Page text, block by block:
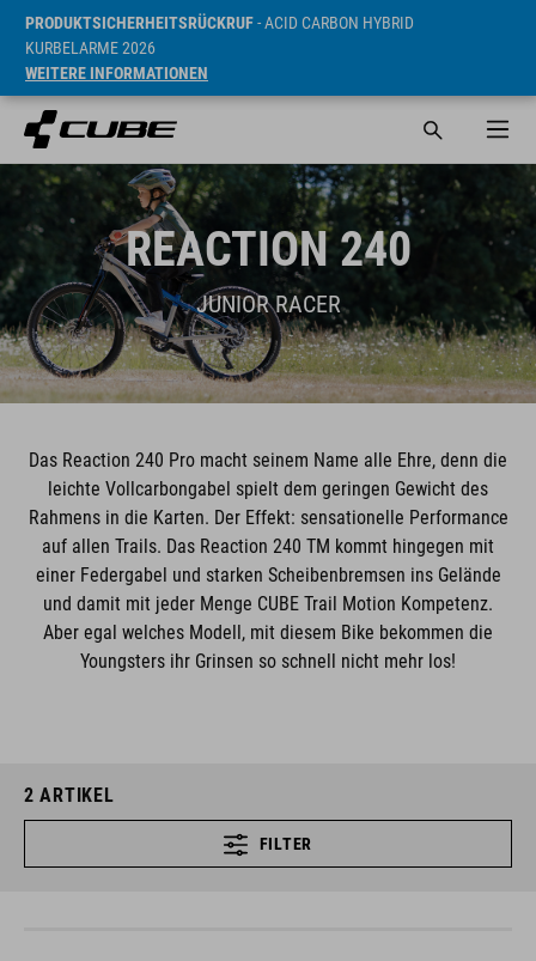
PRODUKTSICHERHEITSRÜCKRUF- ACID CARBON HYBRID
KURBELARME 2026
WEITERE INFORMATIONEN
REACTION 240
JUNIOR RACER
Das Reaction 240 Pro macht seinem Name alle Ehre, denn die
leichte Vollcarbongabel spielt dem geringen Gewicht des
Rahmens in die Karten. Der Effekt: sensationelle Performance
auf allen Trails. Das Reaction 240 TM kommt hingegen mit
einer Federgabel und starken Scheibenbremsen ins Gelände
und damit mit jeder Menge CUBE Trail Motion Kompetenz.
Aber egal welches Modell, mit diesem Bike bekommen die
Youngsters ihr Grinsen so schnell nicht mehr los!
2 ARTIKEL
FILTER